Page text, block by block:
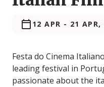
12 APR - 21 APR,
Festa do Cinema
leading festival in
passionate about the